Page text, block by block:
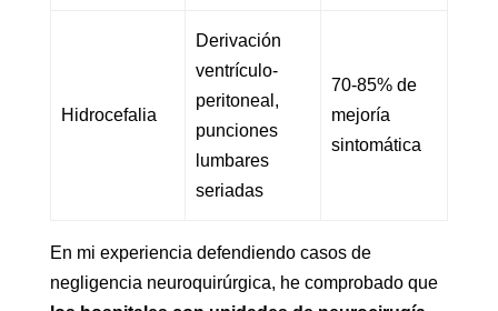
Hidrocefalia
Derivación
ventrículo-
peritoneal,
punciones
lumbares
seriadas
70-85% de
mejoría
sintomática
En mi experiencia defendiendo casos de
negligencia neuroquirúrgica, he comprobado que